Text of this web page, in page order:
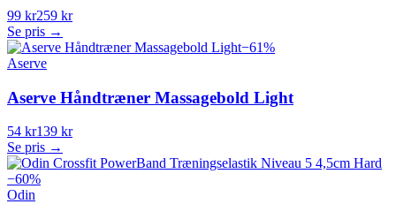
99 kr259 kr
Se pris →
−61%
Aserve
Aserve Håndtræner Massagebold Light
54 kr139 kr
Se pris →
−60%
Odin